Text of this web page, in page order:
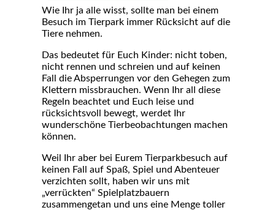
Wie Ihr ja alle wisst, sollte man bei einem
Besuch im Tierpark immer Rücksicht auf die
Tiere nehmen.
Das bedeutet für Euch Kinder: nicht toben,
nicht rennen und schreien und auf keinen
Fall die Absperrungen vor den Gehegen zum
Klettern missbrauchen. Wenn Ihr all diese
Regeln beachtet und Euch leise und
rücksichtsvoll bewegt, werdet Ihr
wunderschöne Tierbeobachtungen machen
können.
Weil Ihr aber bei Eurem Tierparkbesuch auf
keinen Fall auf Spaß, Spiel und Abenteuer
verzichten sollt, haben wir uns mit
„verrückten“ Spielplatzbauern
zusammengetan und uns eine Menge toller